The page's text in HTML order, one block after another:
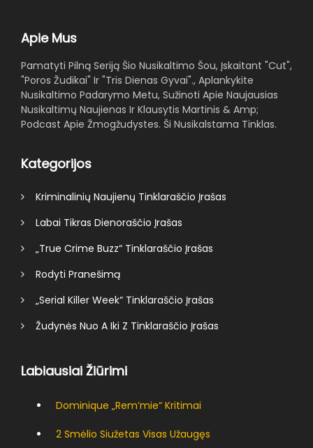
Apie Mus
Pamatyti Pilną Seriją Šio Nusikaltimo Šou, Įskaitant "Cut",
"Poros Žudikai" Ir "Tris Dienas Gyvai"., Aplankykite
Nusikaltimo Padarymo Metu, Sužinoti Apie Naujausias
Nusikaltimų Naujienas Ir Klausytis Martinis & Amp;
Podcast Apie Žmogžudystes. Ši Nusikalstama Tinklas.
Kategorijos
Kriminalinių Naujienų Tinklaraščio Įrašas
Labai Tikras Dienoraščio Įrašas
„True Crime Buzz“ Tinklaraščio Įrašas
Rodyti Pranešimą
„Serial Killer Week“ Tinklaraščio Įrašas
Žudynės Nuo A Iki Z Tinklaraščio Įrašas
Labiausiai Žiūrimi
Dominique „rem’mie“ Kritimai
2 Smėlio Siužetas Visas Užaugęs